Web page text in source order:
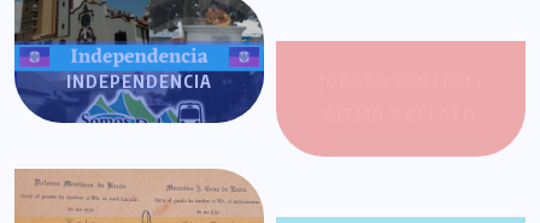
INDEPENDENCIA